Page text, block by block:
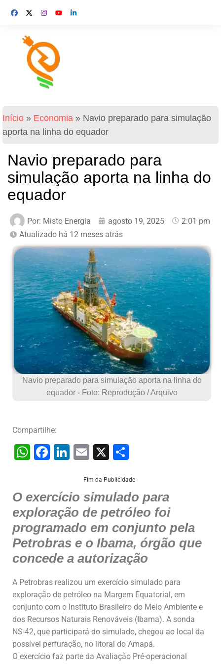
Início » Economia » Navio preparado para simulação
aporta na linha do equador
Navio preparado para
simulação aporta na linha do
equador
Por: Misto Energia agosto 19, 2025
2:01 pm
Atualizado há 12 meses atrás
Navio preparado para simulação aporta na linha do
equador - Foto: Reprodução / Arquivo
Compartilhe:
W
s
A
p
p
F
e
b
o
o
k
Li
e
dI
n
E
ai
l
X
ar
e
Fim da Publicidade
O exercício simulado para
exploração de petróleo foi
programado em conjunto pela
Petrobras e o Ibama, órgão que
concede a autorização
A Petrobras realizou um exercício simulado para
exploração de petróleo na Margem Equatorial, em
conjunto com o Instituto Brasileiro do Meio Ambiente e
dos Recursos Naturais Renováveis (Ibama). A sonda
NS-42, que participará do simulado, chegou ao local da
possível perfuração, no litoral do Amapá.
O exercício faz parte da Avaliação Pré-operacional